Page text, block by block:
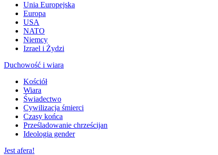
Unia Europejska
Europa
USA
NATO
Niemcy
Izrael i Żydzi
Duchowość i wiara
Kościół
Wiara
Świadectwo
Cywilizacja śmierci
Czasy końca
Prześladowanie chrześcijan
Ideologia gender
Jest afera!